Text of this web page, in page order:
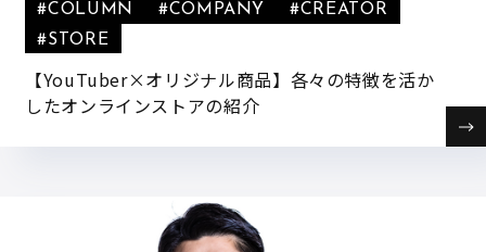
【YouTuber×オリジナル商品】各々の特徴を活か
したオンラインストアの紹介
#COLUMN #COMPANY
#CREATOR
#STORE